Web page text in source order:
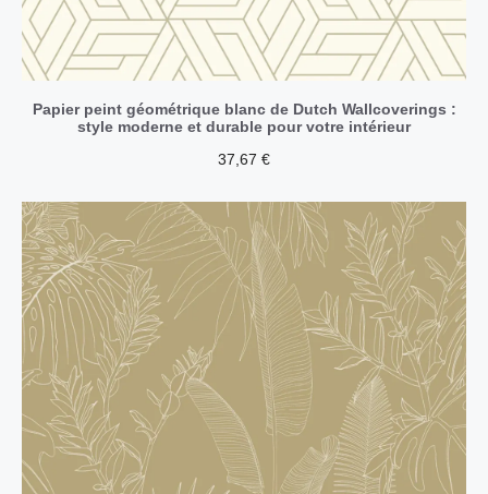
Papier peint géométrique blanc de Dutch Wallcoverings :
style moderne et durable pour votre intérieur
37,67 €